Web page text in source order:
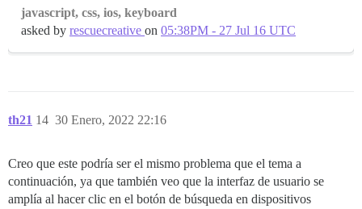
javascript, css, ios, keyboard
asked by rescuecreative on 05:38PM - 27 Jul 16 UTC
th21 30 Enero, 2022 22:16
14
Creo que este podría ser el mismo problema que el tema a
continuación, ya que también veo que la interfaz de usuario se
amplía al hacer clic en el botón de búsqueda en dispositivos